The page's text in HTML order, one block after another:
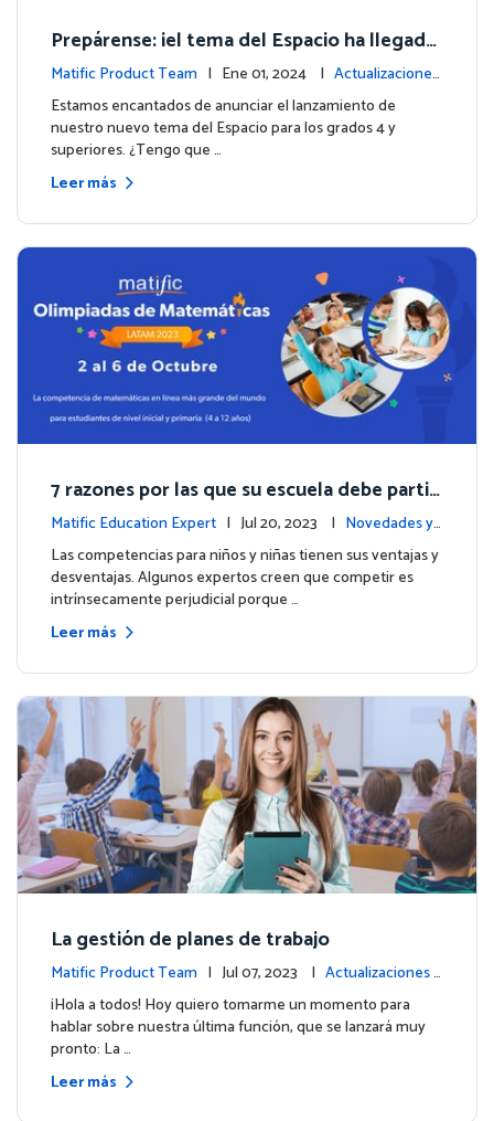
Prepárense: ¡el tema del Espacio ha llegado
para los grados 4 y superiores!
Matific Product Team | Ene 01, 2024 | Actualizaciones
de la plataforma
Estamos encantados de anunciar el lanzamiento de
nuestro nuevo tema del Espacio para los grados 4 y
superiores. ¿Tengo que …
Leer más
7 razones por las que su escuela debe partici
par en las Olimpiadas de Matemáticas de M
atific 2023
Matific Education Expert | Jul 20, 2023 | Novedades y
eventos
Las competencias para niños y niñas tienen sus ventajas y
desventajas. Algunos expertos creen que competir es
intrínsecamente perjudicial porque …
Leer más
La gestión de planes de trabajo
Matific Product Team | Jul 07, 2023 | Actualizaciones d
e la plataforma
¡Hola a todos! Hoy quiero tomarme un momento para
hablar sobre nuestra última función, que se lanzará muy
pronto: La …
Leer más